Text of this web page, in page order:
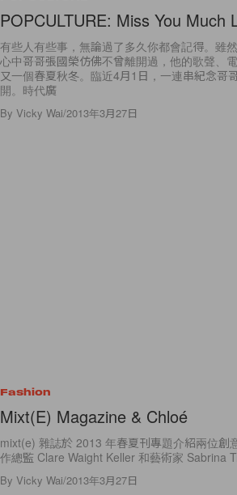
POPCULTURE: Miss You Much
有些人有些事，無論過了多久你都會記得。雖
心中哥哥張國榮仿佛不曾離開過，他的歌聲、
又一個春夏秋冬。臨近4月1日，一連串紀念哥
開。時代廣
By Vicky Wai/2013年3月27日
Fashion
Mixt(E) Magazine & Chloé
mixt(e) 雜誌於 2013 年春夏刊專題介紹兩位創
作總監 Clare Waight Keller 和藝術家 Sabrina
By Vicky Wai/2013年3月27日